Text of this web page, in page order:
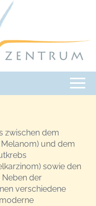
zwischen dem
und dem
sowie den
Neben der
verschiedene